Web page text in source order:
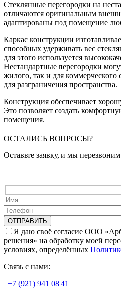
Стеклянные перегородки на
отличаются оригинальным
адаптированы под помещение
Каркас конструкции
способных удерживать вес
для этого используется
Нестандартные перегородки
жилого, так и для коммерческого
для разграничения пространства.
Конструкция обеспечивает
Это позволяет создать
помещения.
ОСТАЛИСЬ ВОПРОСЫ?
Оставьте заявку, и мы
Я даю своё согласие ООО
решения» на обработку моей
условиях, определённых
Связь с нами:
+7 (921) 941 08 41